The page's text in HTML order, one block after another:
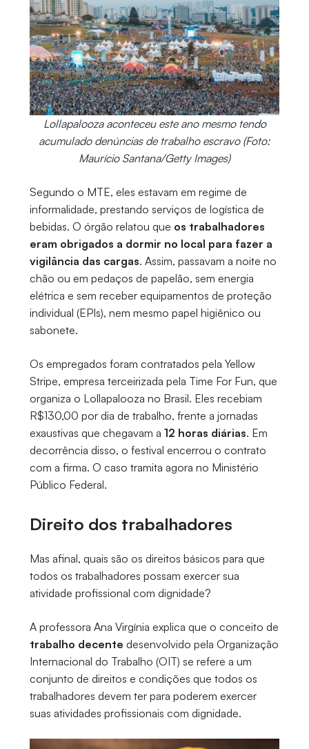
Lollapalooza aconteceu este ano mesmo tendo
acumulado denúncias de trabalho escravo (Foto:
Maurício Santana/Getty Images)
Segundo o MTE, eles estavam em regime de
informalidade, prestando serviços de logística de
bebidas. O órgão relatou que os trabalhadores
eram obrigados a dormir no local para fazer a
vigilância das cargas. Assim, passavam a noite no
chão ou em pedaços de papelão, sem energia
elétrica e sem receber equipamentos de proteção
individual (EPIs), nem mesmo papel higiênico ou
sabonete.
Os empregados foram contratados pela Yellow
Stripe, empresa terceirizada pela Time For Fun, que
organiza o Lollapalooza no Brasil. Eles recebiam
R$130,00 por dia de trabalho, frente a jornadas
exaustivas que chegavam a 12 horas diárias. Em
decorrência disso, o festival encerrou o contrato
com a firma. O caso tramita agora no Ministério
Público Federal.
Direito dos trabalhadores
Mas afinal, quais são os direitos básicos para que
todos os trabalhadores possam exercer sua
atividade profissional com dignidade?
A professora Ana Virgínia explica que o conceito de
trabalho decente desenvolvido pela Organização
Internacional do Trabalho (OIT) se refere a um
conjunto de direitos e condições que todos os
trabalhadores devem ter para poderem exercer
suas atividades profissionais com dignidade.